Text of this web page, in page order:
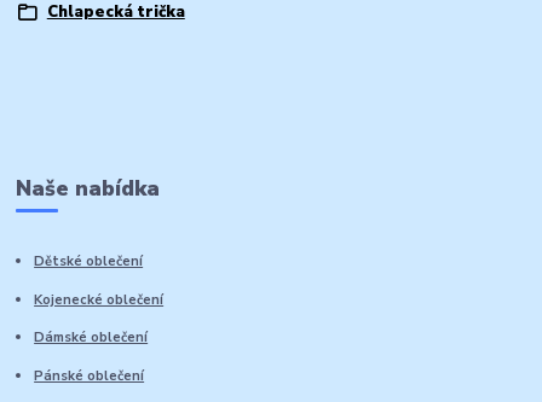
Chlapecká trička
Naše nabídka
Dětské oblečení
Kojenecké oblečení
Dámské oblečení
Pánské oblečení